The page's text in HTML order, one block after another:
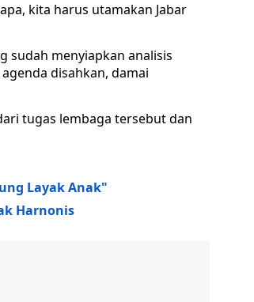
kita harus utamakan Jabar
sudah menyiapkan analisis
disahkan, damai
tugas lembaga tersebut dan
Layak Anak"
Harnonis